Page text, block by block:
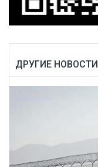
ДРУГИЕ НОВОСТИ